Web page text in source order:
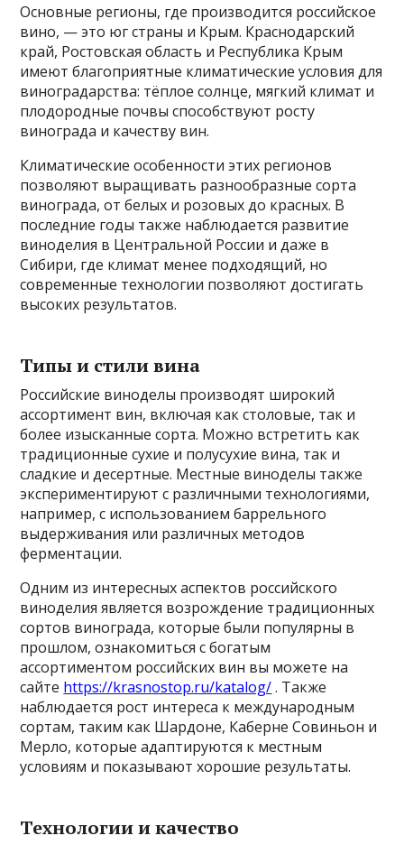
Основные регионы, где производится российское
вино, — это юг страны и Крым. Краснодарский
край, Ростовская область и Республика Крым
имеют благоприятные климатические условия для
виноградарства: тёплое солнце, мягкий климат и
плодородные почвы способствуют росту
винограда и качеству вин.
Климатические особенности этих регионов
позволяют выращивать разнообразные сорта
винограда, от белых и розовых до красных. В
последние годы также наблюдается развитие
виноделия в Центральной России и даже в
Сибири, где климат менее подходящий, но
современные технологии позволяют достигать
высоких результатов.
Типы и стили вина
Российские виноделы производят широкий
ассортимент вин, включая как столовые, так и
более изысканные сорта. Можно встретить как
традиционные сухие и полусухие вина, так и
сладкие и десертные. Местные виноделы также
экспериментируют с различными технологиями,
например, с использованием баррельного
выдерживания или различных методов
ферментации.
Одним из интересных аспектов российского
виноделия является возрождение традиционных
сортов винограда, которые были популярны в
прошлом, ознакомиться с богатым
ассортиментом российских вин вы можете на
сайте https://krasnostop.ru/katalog/. Также
наблюдается рост интереса к международным
сортам, таким как Шардоне, Каберне Совиньон и
Мерло, которые адаптируются к местным
условиям и показывают хорошие результаты.
Технологии и качество